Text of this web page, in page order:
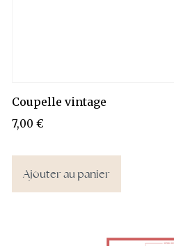
Coupelle vintage
7,00€
Ajouter au panier